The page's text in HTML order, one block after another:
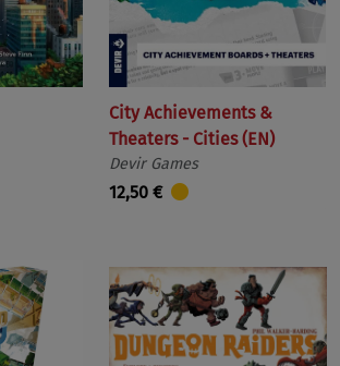
City Achievements &
Theaters - Cities (EN)
Devir Games
12,50 €